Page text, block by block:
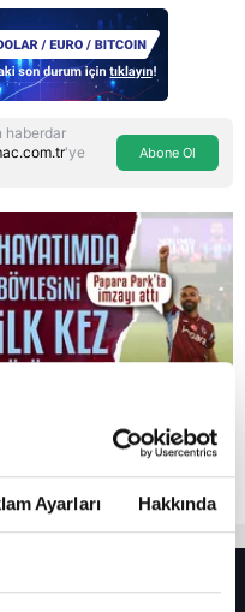
Ayarları Hakkında
haberdar
'ye
Abone Ol